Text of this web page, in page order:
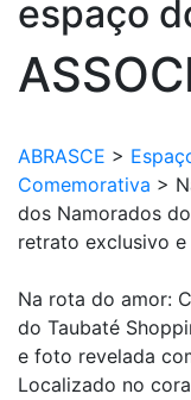
espaço
ABRASCE >
Comemorativa >
dos Namorados
retrato exclusivo
Na rota do amor:
do Taubaté
e foto revelada
Localizado no